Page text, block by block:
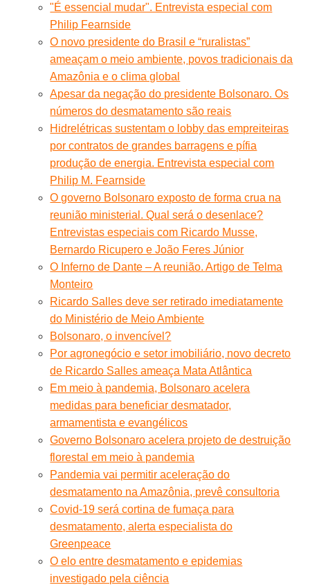
"É essencial mudar". Entrevista especial com
Philip Fearnside
O novo presidente do Brasil e “ruralistas”
ameaçam o meio ambiente, povos tradicionais da
Amazônia e o clima global
Apesar da negação do presidente Bolsonaro. Os
números do desmatamento são reais
Hidrelétricas sustentam o lobby das empreiteiras
por contratos de grandes barragens e pífia
produção de energia. Entrevista especial com
Philip M. Fearnside
O governo Bolsonaro exposto de forma crua na
reunião ministerial. Qual será o desenlace?
Entrevistas especiais com Ricardo Musse,
Bernardo Ricupero e João Feres Júnior
O Inferno de Dante – A reunião. Artigo de Telma
Monteiro
Ricardo Salles deve ser retirado imediatamente
do Ministério de Meio Ambiente
Bolsonaro, o invencível?
Por agronegócio e setor imobiliário, novo decreto
de Ricardo Salles ameaça Mata Atlântica
Em meio à pandemia, Bolsonaro acelera
medidas para beneficiar desmatador,
armamentista e evangélicos
Governo Bolsonaro acelera projeto de destruição
florestal em meio à pandemia
Pandemia vai permitir aceleração do
desmatamento na Amazônia, prevê consultoria
Covid-19 será cortina de fumaça para
desmatamento, alerta especialista do
Greenpeace
O elo entre desmatamento e epidemias
investigado pela ciência